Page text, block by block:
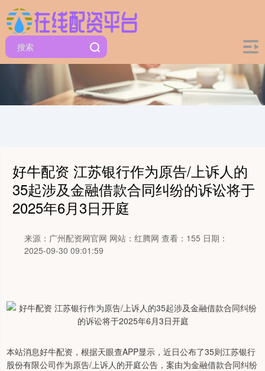
好牛配资 江苏银行作为原告/上诉人的
35起涉及金融借款合同纠纷的诉讼将于
2025年6月3日开庭
来源：广州配资网官网 网站：红腾网 查看：155 日期：
2025-09-30 09:01:59
本站消息好牛配资，根据天眼查APP显示，近日公布了35则江苏银行
股份有限公司作为原告/上诉人的开庭公告，案由为金融借款合同纠纷